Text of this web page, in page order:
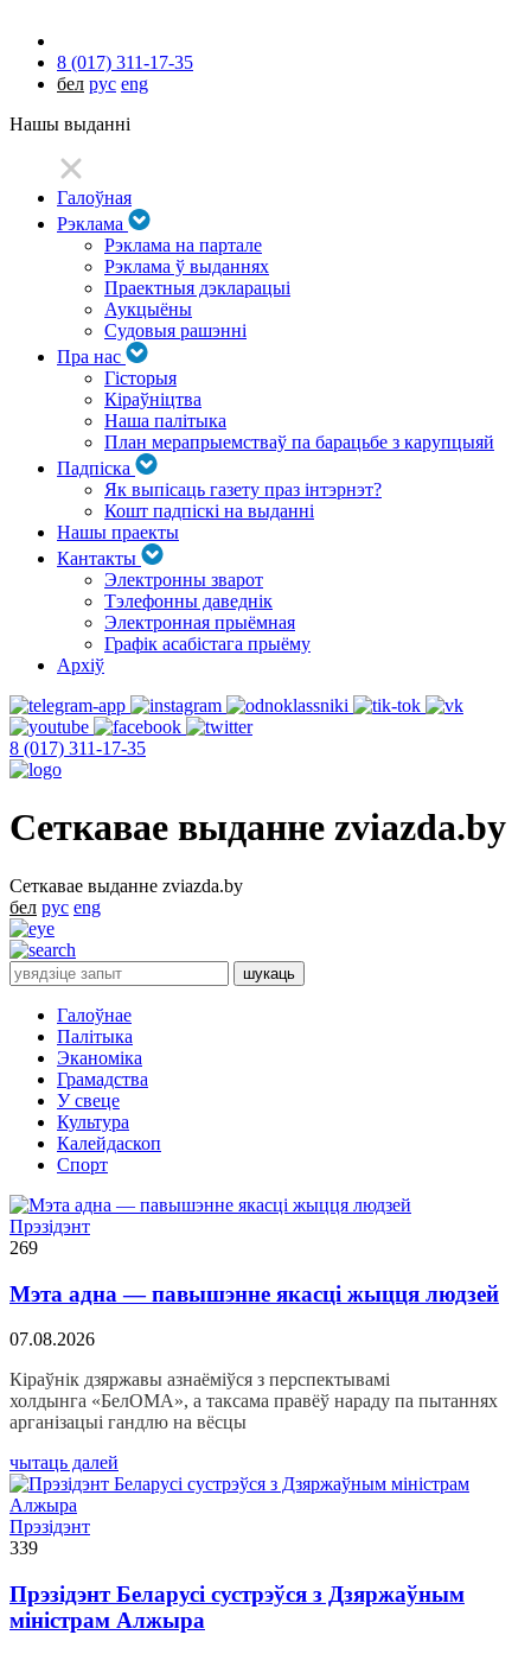
8 (017) 311-17-35
бел рус eng
Нашы выданні
Галоўная
Рэклама
Рэклама на партале
Рэклама ў выданнях
Праектныя дэкларацыі
Аукцыёны
Судовыя рашэнні
Пра нас
Гісторыя
Кіраўніцтва
Наша палітыка
План мерапрыемстваў па барацьбе з карупцыяй
Падпіска
Як выпісаць газету праз інтэрнэт?
Кошт падпіскі на выданні
Нашы праекты
Кантакты
Электронны зварот
Тэлефонны даведнік
Электронная прыёмная
Графік асабістага прыёму
Архіў
8 (017) 311-17-35
Сеткавае выданне zviazda.by
Сеткавае выданне zviazda.by
бел рус eng
Галоўнае
Палітыка
Эканоміка
Грамадства
У свеце
Культура
Калейдаскоп
Спорт
Прэзідэнт
269
Мэта адна — павышэнне якасці жыцця людзей
07.08.2026
Кіраўнік дзяржавы азнаёміўся з перспектывамі
холдынга «БелОМА», а таксама правёў нараду па пытаннях
арганізацыі гандлю на вёсцы
чытаць далей
Прэзідэнт
339
Прэзідэнт Беларусі сустрэўся з Дзяржаўным
міністрам Алжыра